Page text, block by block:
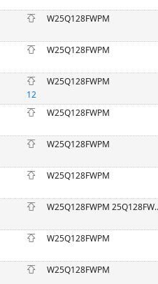
W25Q128FWPM
W25Q128FWPM
12
W25Q128FWPM
W25Q128FWPM
W25Q128FWPM
W25Q128FWPM
W25Q128FWPM
W25Q128FWPM